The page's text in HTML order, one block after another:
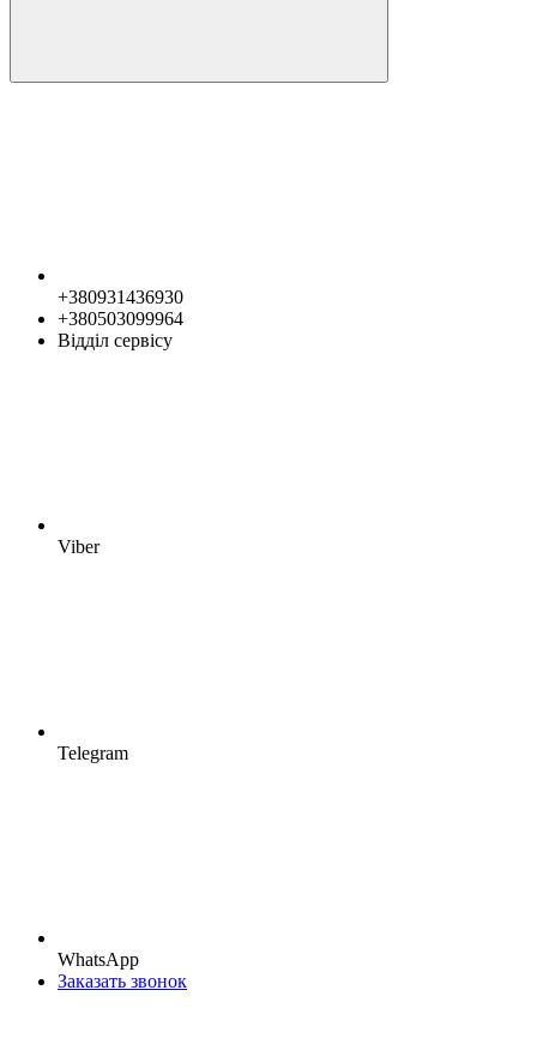
+380931436930
+380503099964
Відділ сервісу
Viber
Telegram
WhatsApp
Заказать звонок